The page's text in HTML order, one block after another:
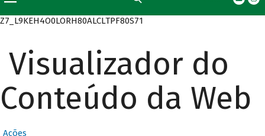
Z7_L9KEH4O0LORH80ALCLTPF80S71
Visualizador do
Conteúdo da Web
Ações